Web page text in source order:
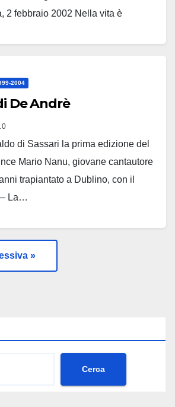
2 febbraio 2002 Nella vita è
2004
De Andrè
di Sassari la prima edizione del
Mario Nanu, giovane cantautore
trapiantato a Dublino, con il
– La…
»
Cerca